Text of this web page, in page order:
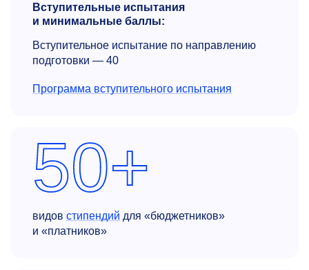
Вступительные испытания
и минимальные баллы:
Вступительное испытание по направлению
подготовки — 40
Программа вступительного испытания
50+
видов стипендий для «бюджетников»
и «платников»